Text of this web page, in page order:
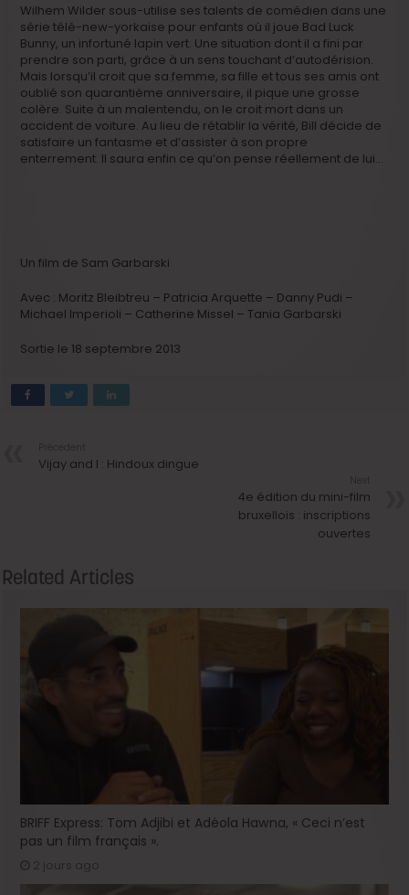
Wilhem Wilder sous-utilise ses talents de comédien dans une
série télé-new-yorkaise pour enfants où il joue Bad Luck
Bunny, un infortuné lapin vert. Une situation dont il a fini par
prendre son parti, grâce à un sens touchant d’autodérision.
Mais lorsqu’il croit que sa femme, sa fille et tous ses amis ont
oublié son quarantième anniversaire, il pique une grosse
colère. Suite à un malentendu, on le croit mort dans un
accident de voiture. Au lieu de rétablir la vérité, Bill décide de
satisfaire un fantasme et d’assister à son propre
enterrement. Il saura enfin ce qu’on pense réellement de lui…
Un film de Sam Garbarski
Avec : Moritz Bleibtreu – Patricia Arquette – Danny Pudi –
Michael Imperioli – Catherine Missel – Tania Garbarski
Sortie le 18 septembre 2013
Vijay and I : Hindoux dingue
4e édition du mini-film
bruxellois : inscriptions
ouvertes
Related Articles
BRIFF Express: Tom Adjibi et Adéola Hawna, « Ceci n’est
pas un film français ».
2 jours ago